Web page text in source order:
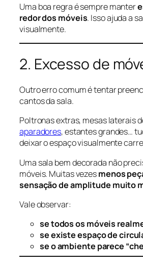
Uma boa regra é sempre manter
redor dos móveis. Isso ajuda a
visualmente.
2. Excesso de
Outro erro comum é tentar
cantos da sala.
Poltronas extras, mesas laterais
aparadores, estantes grandes…
deixar o espaço visualmente
Uma sala bem decorada não
móveis. Muitas vezesmenos
sensação de amplitude muito
Vale observar:
se todos os móveis
se existe espaço de
se o ambiente parece